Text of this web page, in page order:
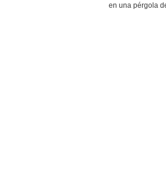
en una pérgola